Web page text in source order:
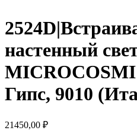
настенный
Гипс, 9010
21450,00 ₽